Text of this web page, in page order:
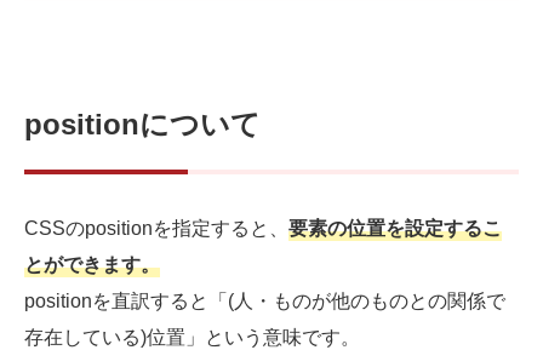
positionについて
CSSのpositionを指定すると、 要素の位置を設定するこ
とができます。
positionを直訳すると「(人・ものが他のものとの関係で
存在している)位置」という意味です。